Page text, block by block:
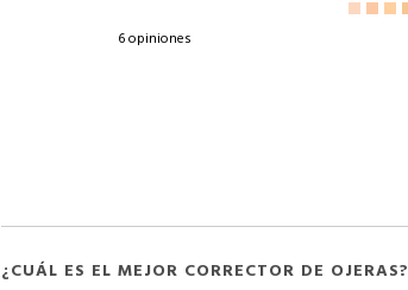
6 opiniones
¿CUÁL ES EL MEJOR CORRECTOR DE OJERAS?